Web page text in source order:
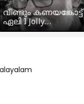
വീണ്ടും കണയങ്കോട്ട്
ഏലി I Jolly
Chakramakkil